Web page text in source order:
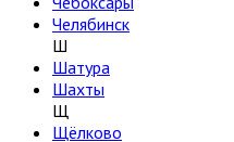
Челябинск
Ш
Шатура
Шахты
Щ
Щёлково